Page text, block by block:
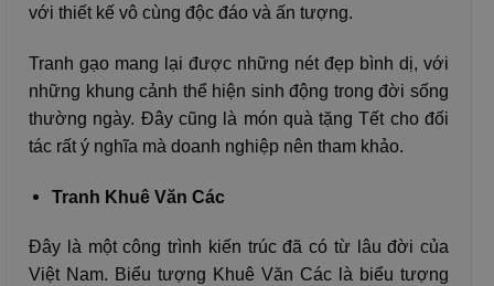
với thiết kế vô cùng độc đáo và ấn tượng.
Tranh gạo mang lại được những nét đẹp bình dị, với
những khung cảnh thể hiện sinh động trong đời sống
thường ngày. Đây cũng là món quà tặng Tết cho đối
tác rất ý nghĩa mà doanh nghiệp nên tham khảo.
Tranh Khuê Văn Các
Đây là một công trình kiến trúc đã có từ lâu đời của
Việt Nam. Biểu tượng Khuê Văn Các là biểu tượng